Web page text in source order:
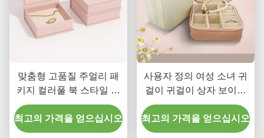
맞춤형 고품질 주얼리 패
키지 컬러풀 북 스타일 마
그네틱 박스 스펀지 커버
벨벳 인서트 주얼리 선물
상자용
최고의 가격을 얻으십시오
사용자 정의 여성 소녀 귀
걸이 귀걸이 상자 보이트
비주 벨루스 조직기 휴대
용 보석 보관 상자 재고 제
품
최고의 가격을 얻으십시오